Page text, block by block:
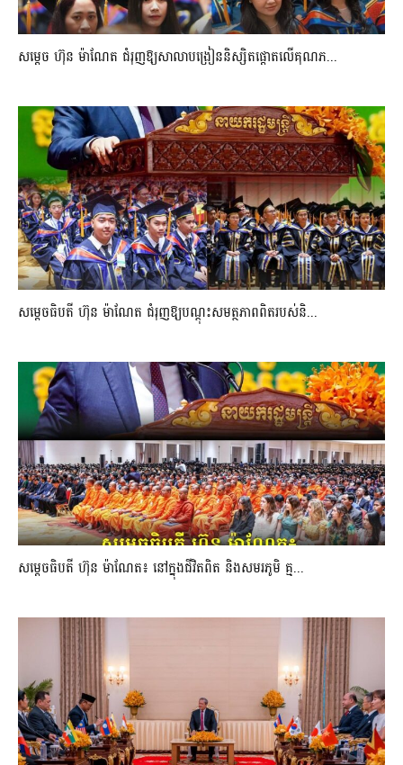
សម្តេច ហ៊ុន ម៉ាណែត ជំរុញឱ្យសាលាបង្រៀននិស្សិតផ្តោតលើគុណភ...
សម្តេចធិបតី ហ៊ុន ម៉ាណែត ជំរុញឱ្យបណ្តុះសមត្ថភាពពិតរបស់និ...
សម្តេចធិបតី ហ៊ុន ម៉ាណែត៖ នៅក្នុងជីវិតពិត និងសមរភូមិ គ្ម...